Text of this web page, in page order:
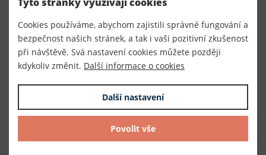
50 m
skladem
5,40 Kč s DPH / m
270,00 Kč s DPH
bal. 0,00 Kč s DPH
270 tmavě zelená
Cookies používáme, abychom zajistili správné fungování a
bezpečnost našich stránek, a tak i vaši pozitivní zkušenost
při návštěvě. Svá nastavení cookies můžete později
kdykoliv změnit. Další informace o cookies
Další nastavení
Povolit vše